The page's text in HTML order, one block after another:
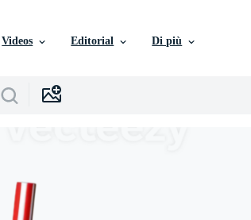
Videos Editorial Di più